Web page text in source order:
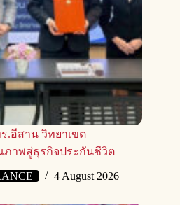
.อีสาน วิทยาเขต
าพสู่ธุรกิจประกันชีวิต
4 August 2026